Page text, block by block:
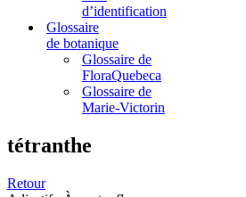
d’identification
Glossaire
de botanique
Glossaire de
FloraQuebeca
Glossaire de
Marie-Victorin
tétranthe
Retour